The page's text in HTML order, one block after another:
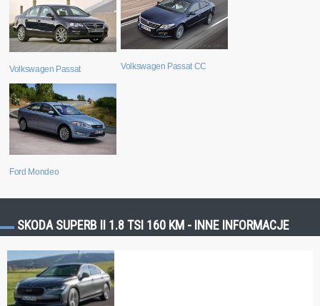
Volkswagen Passat Volkswagen Passat CC
Ford Mondeo
SKODA SUPERB II 1.8 TSI 160 KM - INNE INFORMACJE